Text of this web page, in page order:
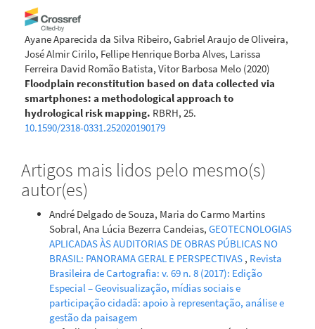
Ayane Aparecida da Silva Ribeiro, Gabriel Araujo de Oliveira,
José Almir Cirilo, Fellipe Henrique Borba Alves, Larissa
Ferreira David Romão Batista, Vitor Barbosa Melo (2020)
Floodplain reconstitution based on data collected via
smartphones: a methodological approach to
hydrological risk mapping. RBRH, 25.
10.1590/2318-0331.252020190179
Artigos mais lidos pelo mesmo(s)
autor(es)
André Delgado de Souza, Maria do Carmo Martins
Sobral, Ana Lúcia Bezerra Candeias, GEOTECNOLOGIAS
APLICADAS ÀS AUDITORIAS DE OBRAS PÚBLICAS NO
BRASIL: PANORAMA GERAL E PERSPECTIVAS , Revista
Brasileira de Cartografia: v. 69 n. 8 (2017): Edição
Especial – Geovisualização, mídias sociais e
participação cidadã: apoio à representação, análise e
gestão da paisagem